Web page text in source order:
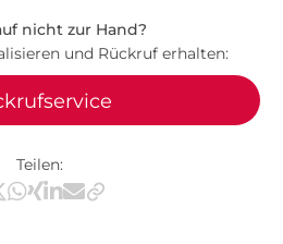
nicht zur Hand?
und Rückruf erhalten:
Teilen:
via Facebook
via X / Twitter
Teilen via WhatsApp
Teilen via Xing
Teilen via LinkedIn
Teilen via E-Mail